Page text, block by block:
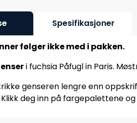
Spesifikasjoner
følger ikke med i pakken.
i fuchsia Påfugl in Paris.
genseren lengre enn
deg inn på fargepalettene